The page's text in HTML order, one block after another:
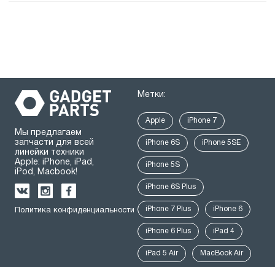
Мы предлагаем
запчасти для всей
линейки техники
Apple: iPhone, iPad,
iPod, Macbook!
Политика конфиденциальности
Метки:
Apple iPhone 7
iPhone 6S iPhone 5SE
iPhone 5S
iPhone 6S Plus
iPhone 7 Plus iPhone 6
iPhone 6 Plus iPad 4
iPad 5 Air MacBook Air